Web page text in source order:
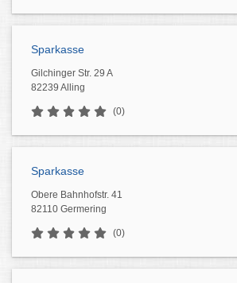
Sparkasse
Gilchinger Str. 29 A
82239 Alling
(0)
Sparkasse
Obere Bahnhofstr. 41
82110 Germering
(0)